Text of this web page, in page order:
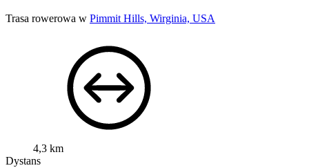
Trasa rowerowa w Pimmit Hills, Wirginia, USA
4,3 km
Dystans